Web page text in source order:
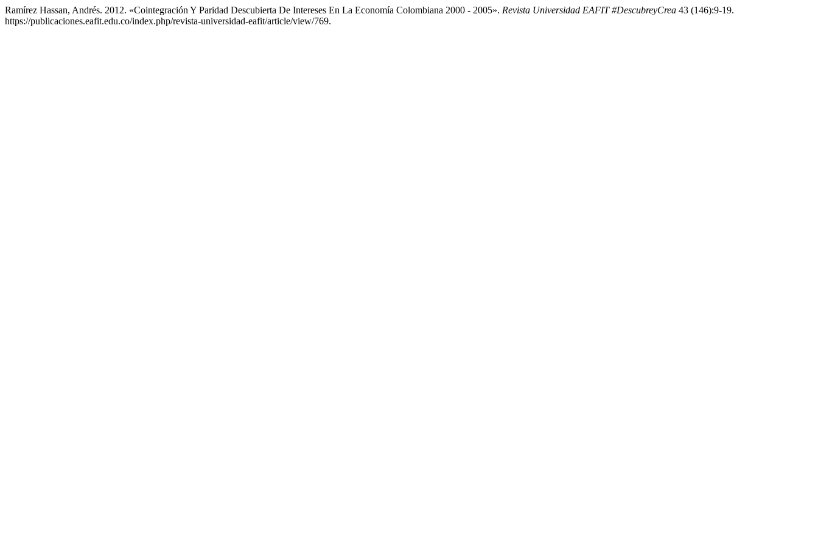
Ramírez Hassan, Andrés. 2012. «Cointegración Y Paridad Descubierta De Intereses En La Economía Colombiana 2000 - 2005». Revista Universidad EAFIT #DescubreyCrea 43 (146):9-19.
https://publicaciones.eafit.edu.co/index.php/revista-universidad-eafit/article/view/769.